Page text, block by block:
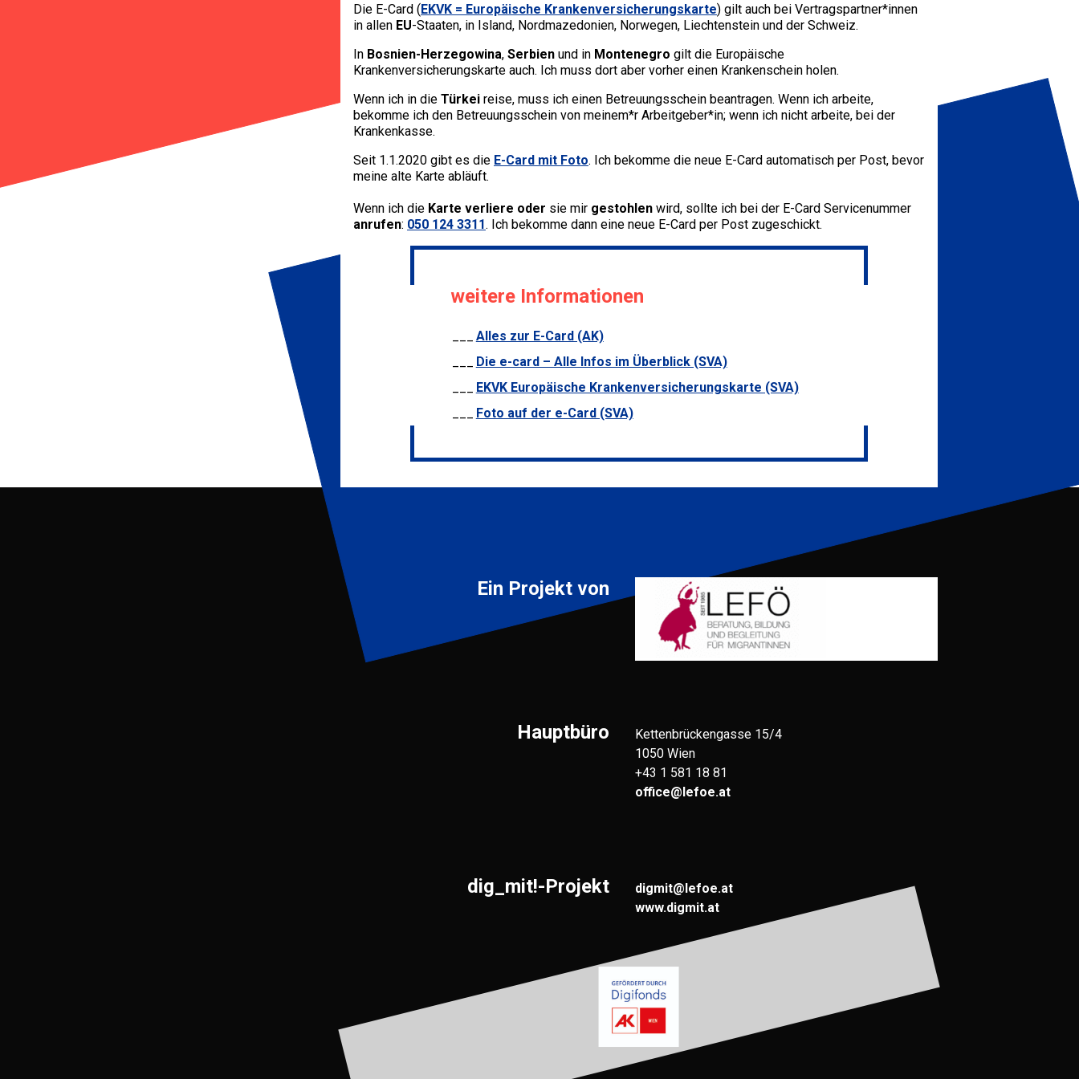
Die E-Card ( EKVK = Europäische Krankenversicherungskarte) gilt auch bei Vertragspartner*innen
in allen EU-Staaten, in Island, Nordmazedonien, Norwegen, Liechtenstein und der Schweiz.
In Bosnien-Herzegowina, Serbien und in Montenegro gilt die Europäische
Krankenversicherungskarte auch. Ich muss dort aber vorher einen Krankenschein holen.
Wenn ich in die Türkei reise, muss ich einen Betreuungsschein beantragen. Wenn ich arbeite,
bekomme ich den Betreuungsschein von meinem*r Arbeitgeber*in; wenn ich nicht arbeite, bei der
Krankenkasse.
Seit 1.1.2020 gibt es die E-Card mit Foto. Ich bekomme die neue E-Card automatisch per Post, bevor
meine alte Karte abläuft.
Wenn ich die Karte verliere oder sie mir gestohlen wird, sollte ich bei der E-Card Servicenummer
anrufen: 050 124 3311. Ich bekomme dann eine neue E-Card per Post zugeschickt.
weitere Informationen
Alles zur E-Card (AK)
Die e-card – Alle Infos im Überblick (SVA)
EKVK Europäische Krankenversicherungskarte (SVA)
Foto auf der e-Card (SVA)
Ein Projekt von
Hauptbüro
Kettenbrückengasse 15/4
1050 Wien
+43 1 581 18 81
office@lefoe.at
dig_mit!-Projekt
digmit@lefoe.at
www.digmit.at